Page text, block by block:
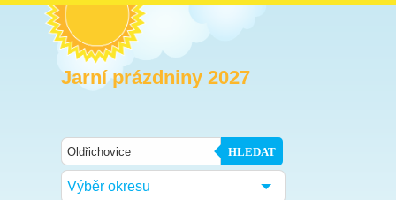
Jarní prázdniny 2027
HLEDAT
Výběr okresu